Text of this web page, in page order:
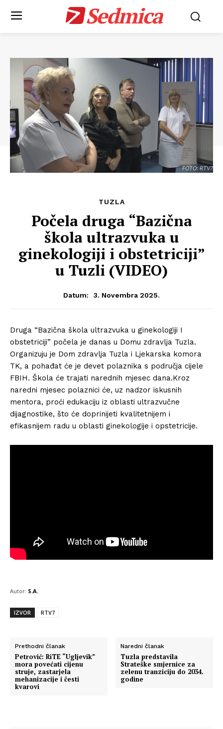
Sedmica
FOTO: RTV7
TUZLA
Počela druga “Bazična
škola ultrazvuka u
ginekologiji i obstetriciji”
u Tuzli (VIDEO)
Datum: 3. Novembra 2025.
Druga “Bazična škola ultrazvuka u ginekologiji I
obstetriciji” počela je danas u Domu zdravlja Tuzla.
Organizuju je Dom zdravlja Tuzla i Ljekarska komora
TK, a pohađat će je devet polaznika s područja cijele
FBIH. Škola će trajati narednih mjesec dana.Kroz
naredni mjesec polaznici će, uz nadzor iskusnih
mentora, proći edukaciju iz oblasti ultrazvučne
dijagnostike, što će doprinijeti kvalitetnijem i
efikasnijem radu u oblasti ginekologije i opstetricije.
Autor: S.A.
IZVOR RTV7
Prethodni članak
Petrović: RiTE “Ugljevik”
mora povećati cijenu
struje, zastarjela
mehanizacije i česti
kvarovi
Naredni članak
Tuzla predstavila
Strateške smjernice za
zelenu tranziciju do 2034.
godine